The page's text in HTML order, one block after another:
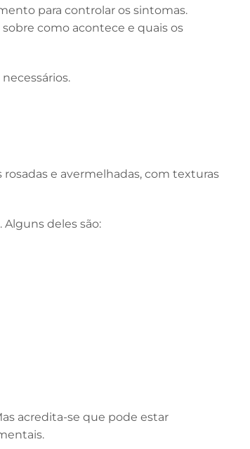
para controlar os sintomas.
como acontece e quais os
e avermelhadas, com texturas
deles são:
acredita-se que pode estar